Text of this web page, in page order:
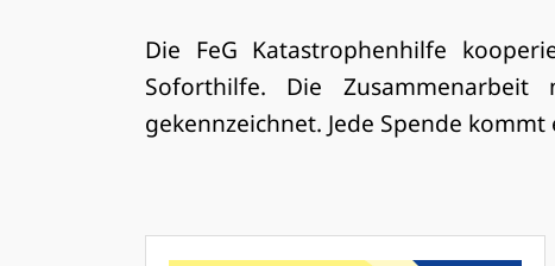
Die FeG Katastrophenhilfe
Soforthilfe. Die
gekennzeichnet. Jede Spende